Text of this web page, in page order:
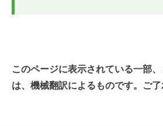
このページに表示されている一部
は、機械翻訳によるものです。ご了